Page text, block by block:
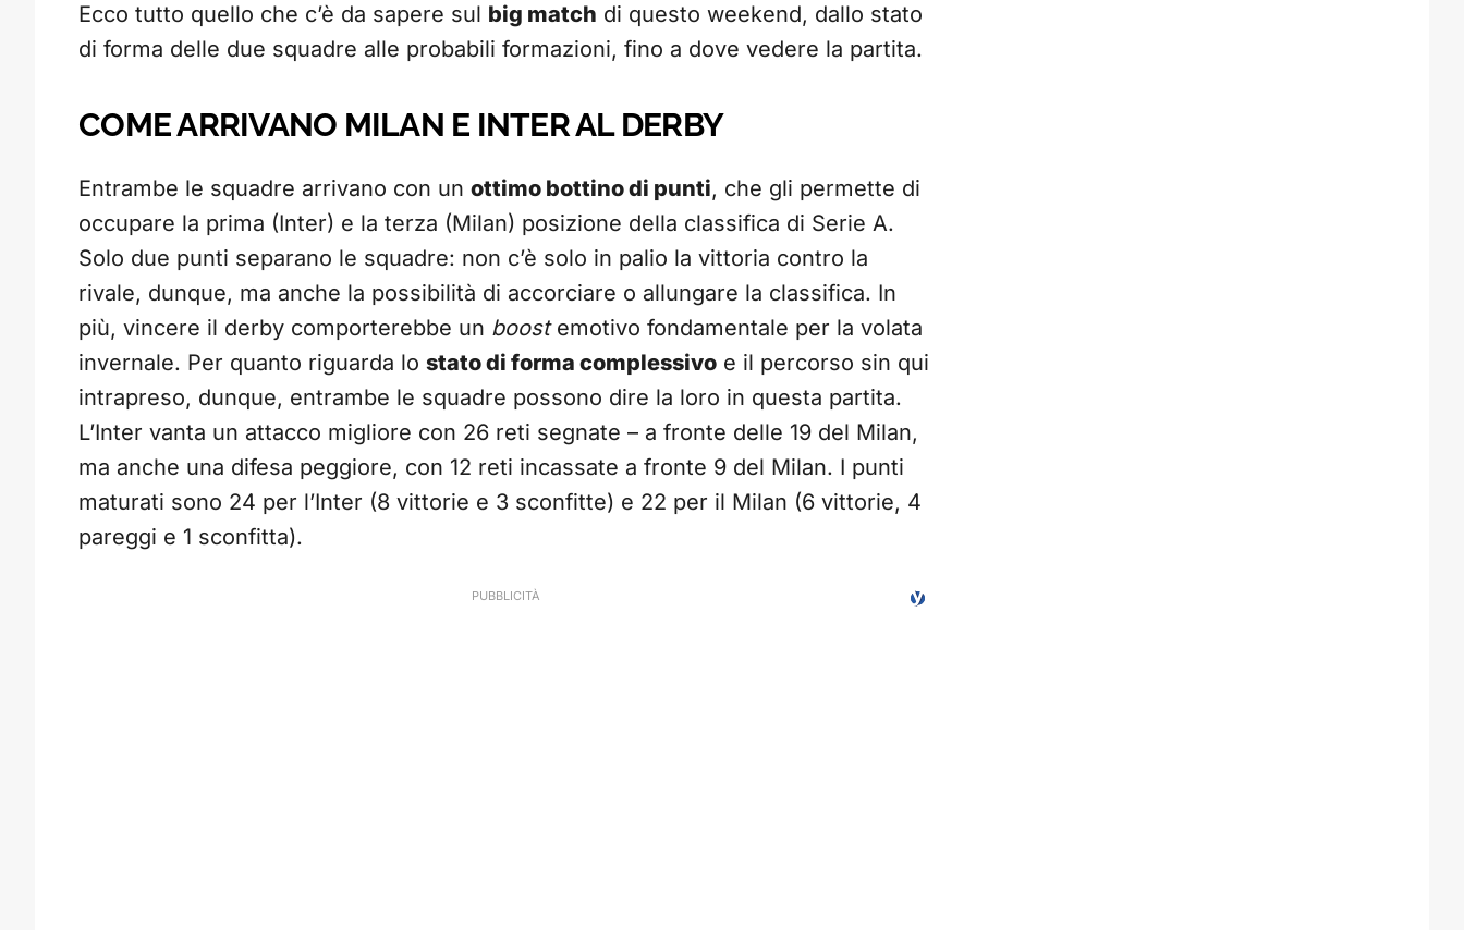
Ecco tutto quello che c’è da sapere sul big match di questo weekend, dallo stato
di forma delle due squadre alle probabili formazioni, fino a dove vedere la partita.
COME ARRIVANO MILAN E INTER AL DERBY
Entrambe le squadre arrivano con un ottimo bottino di punti, che gli permette di
occupare la prima (Inter) e la terza (Milan) posizione della classifica di Serie A.
Solo due punti separano le squadre: non c’è solo in palio la vittoria contro la
rivale, dunque, ma anche la possibilità di accorciare o allungare la classifica. In
più, vincere il derby comporterebbe un boostemotivo fondamentale per la volata
invernale. Per quanto riguarda lo stato di forma complessivo e il percorso sin qui
intrapreso, dunque, entrambe le squadre possono dire la loro in questa partita.
L’Inter vanta un attacco migliore con 26 reti segnate – a fronte delle 19 del Milan,
ma anche una difesa peggiore, con 12 reti incassate a fronte 9 del Milan. I punti
maturati sono 24 per l’Inter (8 vittorie e 3 sconfitte) e 22 per il Milan (6 vittorie, 4
pareggi e 1 sconfitta).